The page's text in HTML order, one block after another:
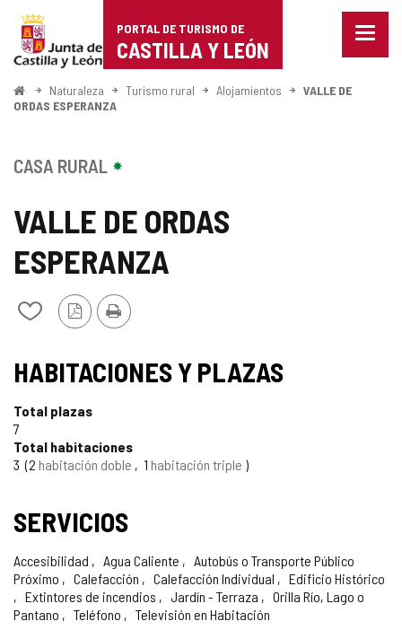
Portal
de
Turismo
de
Castilla
León
PORTAL DE TURISMO DE
CASTILLA Y LEÓN
Menu
InicioNaturaleza Turismo rural Alojamientos
VALLE DE
ORDAS ESPERANZA
VALLE DE ORDAS
ESPERANZA
Añadir/quitar
cuadernos
Versión
PDF
Imprimir
CASA RURAL
HABITACIONES Y PLAZAS
Total plazas
7
Total habitaciones
3 2 habitación doble 1 habitación triple
SERVICIOS
Accesibilidad Agua Caliente
Autobús o Transporte Público
Próximo
Calefacción Calefacción Individual
Edificio Histórico
Extintores de incendios
Jardín - Terraza
Orilla Río, Lago o
Pantano
Teléfono Televisión en Habitación